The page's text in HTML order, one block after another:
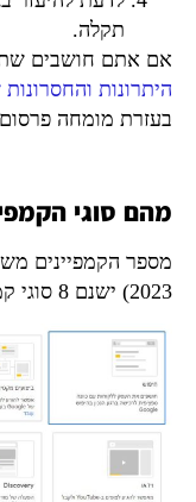
תקלה.
אם אתם חושבים
היתרונות
בעזרת מומחה פרסום
מהם סוגי
מספר הקמפיינים
2023) ישנם 8 סוגי קמפיינים: